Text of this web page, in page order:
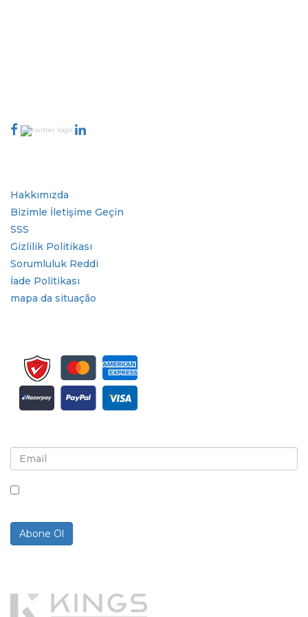
Hakkımızda
Bizimle İletişime Geçin
SSS
Gizlilik Politikası
Sorumluluk Reddi
İade Politikası
mapa da situação
Abone Ol